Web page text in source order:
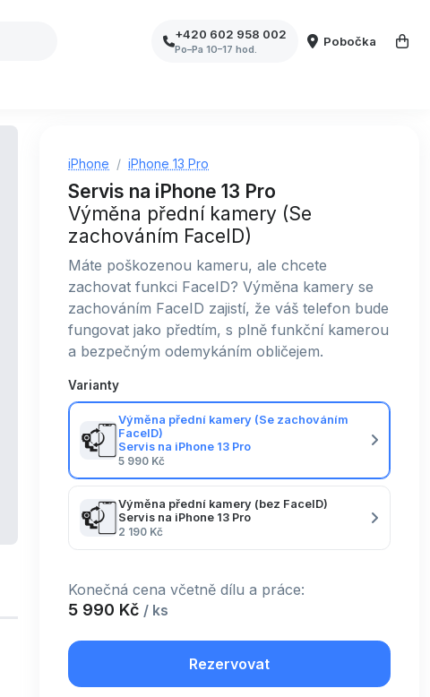
+420 602 958 002
Po–Pa 10–17 hod.
Pobočka
iPhone iPhone 13 Pro
Servis na iPhone 13 Pro
Výměna přední kamery (Se
zachováním FaceID)
Máte poškozenou kameru, ale chcete
zachovat funkci FaceID? Výměna kamery se
zachováním FaceID zajistí, že váš telefon bude
fungovat jako předtím, s plně funkční kamerou
a bezpečným odemykáním obličejem.
Varianty
Výměna přední kamery (Se zachováním
FaceID)
Servis na iPhone 13 Pro
5 990 Kč
Výměna přední kamery (bez FaceID)
Servis na iPhone 13 Pro
2 190 Kč
Konečná cena včetně dílu a práce:
5 990 Kč / ks
Rezervovat